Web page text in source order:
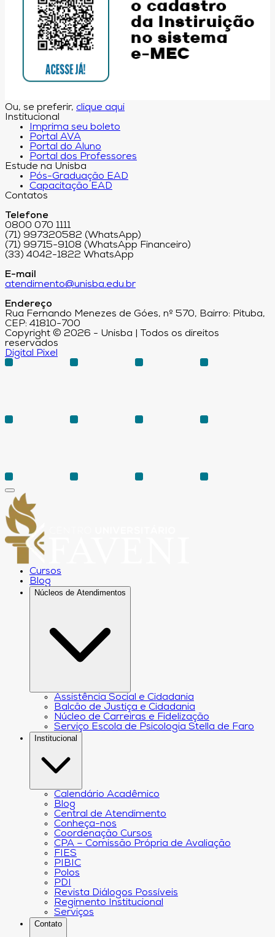
Ou, se preferir, clique aqui
Institucional
Imprima seu boleto
Portal AVA
Portal do Aluno
Portal dos Professores
Estude na Unisba
Pós-Graduação EAD
Capacitação EAD
Contatos
Telefone
0800 070 1111
(71) 997320582 (WhatsApp)
(71) 99715-9108 (WhatsApp Financeiro)
(33) 4042-1822 WhatsApp
E-mail
atendimento@unisba.edu.br
Endereço
Rua Fernando Menezes de Góes, nº 570, Bairro: Pituba,
CEP: 41810-700
Copyright © 2026 - Unisba | Todos os direitos
reservados
Digital Pixel
Cursos
Blog
Núcleos de Atendimentos
Assistência Social e Cidadania
Balcão de Justiça e Cidadania
Núcleo de Carreiras e Fidelização
Serviço Escola de Psicologia Stella de Faro
Institucional
Calendário Acadêmico
Blog
Central de Atendimento
Conheça-nos
Coordenação Cursos
CPA – Comissão Própria de Avaliação
FIES
PIBIC
Polos
PDI
Revista Diálogos Possíveis
Regimento Institucional
Serviços
Contato